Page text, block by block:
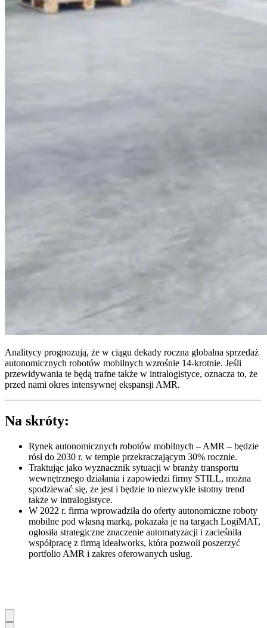
Analitycy prognozują, że w ciągu dekady roczna globalna sprzedaż
autonomicznych robotów mobilnych wzrośnie 14-krotnie. Jeśli
przewidywania te będą trafne także w intralogistyce, oznacza to, że
przed nami okres intensywnej ekspansji AMR.
Na skróty:
Rynek autonomicznych robotów mobilnych – AMR – będzie
rósł do 2030 r. w tempie przekraczającym 30% rocznie.
Traktując jako wyznacznik sytuacji w branży transportu
wewnętrznego działania i zapowiedzi firmy STILL, można
spodziewać się, że jest i będzie to niezwykle istotny trend
także w intralogistyce.
W 2022 r. firma wprowadziła do oferty autonomiczne roboty
mobilne pod własną marką, pokazała je na targach LogiMAT,
ogłosiła strategiczne znaczenie automatyzacji i zacieśniła
współpracę z firmą idealworks, która pozwoli poszerzyć
portfolio AMR i zakres oferowanych usług.